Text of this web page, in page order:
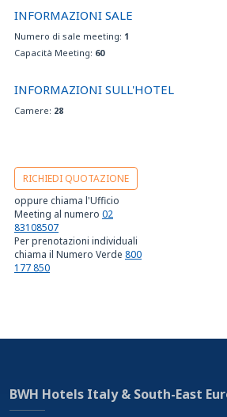
INFORMAZIONI SALE
Numero di sale meeting: 1
Capacità Meeting: 60
INFORMAZIONI SULL'HOTEL
Camere: 28
RICHIEDI QUOTAZIONE
oppure chiama l'Ufficio
Meeting al numero 02
83108507
Per prenotazioni individuali
chiama il Numero Verde 800
177 850
BWH Hotels Italy & South-East